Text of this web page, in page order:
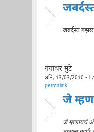
जबर्दस्त
गंगाधर मुटे
शनि, 13/03/2010 -
permalink
जे
जे म्हणायचे